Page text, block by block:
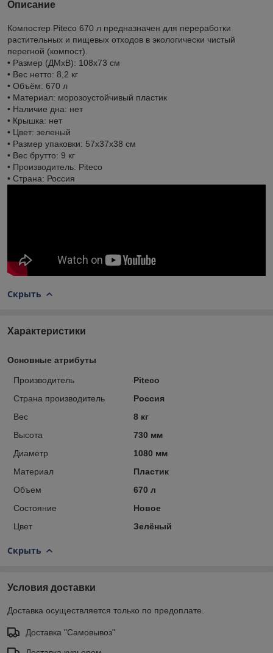
Описание
Компостер Piteco 670 л предназначен для переработки
растительных и пищевых отходов в экологически чистый
перегной (компост).
• Размер (ДМхВ): 108х73 см
• Вес нетто: 8,2 кг
• Объём: 670 л
• Материал: морозоустойчивый пластик
• Наличие дна: нет
• Крышка: нет
• Цвет: зеленый
• Размер упаковки: 57х37х38 см
• Вес брутто: 9 кг
• Производитель: Piteco
• Страна: Россия
Скрыть
Характеристики
Основные атрибуты
Производитель
Piteco
Страна производитель
Россия
Вес
8 кг
Высота
730 мм
Диаметр
1080 мм
Материал
Пластик
Объем
670 л
Состояние
Новое
Цвет
Зелёный
Скрыть
Условия доставки
Доставка осуществляется только по предоплате.
Доставка "Самовывоз"